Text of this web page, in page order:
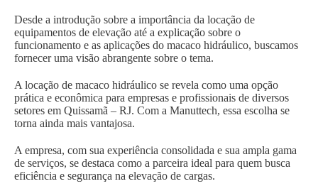
Desde a introdução sobre a importância da locação de
equipamentos de elevação até a explicação sobre o
funcionamento e as aplicações do macaco hidráulico, buscamos
fornecer uma visão abrangente sobre o tema.
A locação de macaco hidráulico se revela como uma opção
prática e econômica para empresas e profissionais de diversos
setores em Quissamã – RJ. Com a Manuttech, essa escolha se
torna ainda mais vantajosa.
A empresa, com sua experiência consolidada e sua ampla gama
de serviços, se destaca como a parceira ideal para quem busca
eficiência e segurança na elevação de cargas.